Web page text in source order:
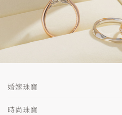
婚嫁珠寶
時尚珠寶